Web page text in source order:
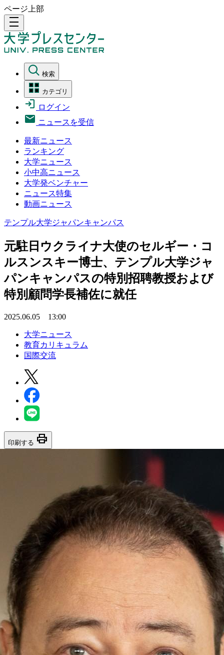
ページ上部
density_medium
検索
カテゴリ
ログイン
ニュースを受信
最新ニュース
ランキング
大学ニュース
小中高ニュース
大学発ベンチャー
ニュース特集
動画ニュース
テンプル大学ジャパンキャンパス
元駐日ウクライナ大使のセルギー・コ
ルスンスキー博士、テンプル大学ジャ
パンキャンパスの特別招聘教授および
特別顧問学長補佐に就任
2025.06.05 13:00
大学ニュース
教育カリキュラム
国際交流
印刷する print